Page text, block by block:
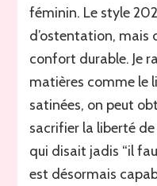
féminin. Le style
d’ostentation, mais
confort durable. Je
matières comme le
satinées, on peut
sacrifier la liberté
qui disait jadis “il
est désormais